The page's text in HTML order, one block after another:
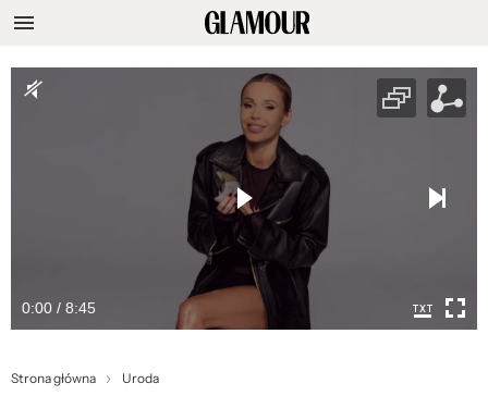
0:00 / 8:45
Strona główna Uroda